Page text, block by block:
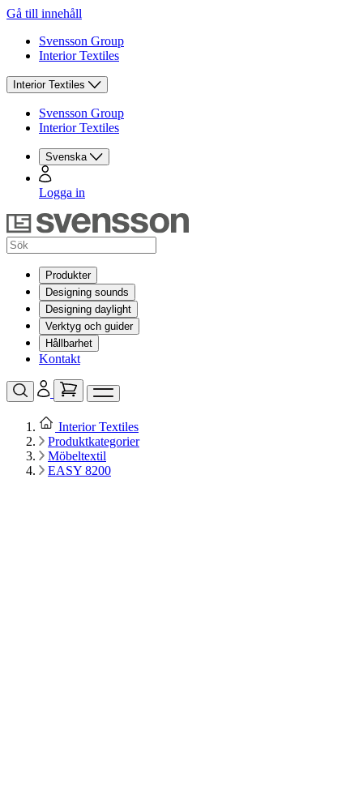
Gå till innehåll
Svensson Group
Interior Textiles
Interior Textiles
Svensson Group
Interior Textiles
Svenska
Logga in
Produkter
Designing sounds
Designing daylight
Verktyg och guider
Hållbarhet
Kontakt
Interior Textiles
Produktkategorier
Möbeltextil
EASY 8200